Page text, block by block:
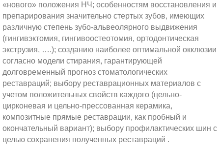
«нового» положения НЧ; особенностям восстановления и
препарирования значительно стертых зубов, имеющих
различную степень зубо-альвеолярного выдвижения
(гингивэктомия, гингивоостеотомия, ортодонтическая
экструзия, ….); созданию наиболее оптимальной окклюзии
согласно модели стирания, гарантирующей
долговременный прогноз стоматологических
реставраций; выбору реставрационных материалов с
учетом положительных свойств каждого (цельно-
цирконевая и цельно-прессованная керамика,
композитные прямые реставрации, как пробный и
окончательный вариант); выбору профилактических шин с
целью сохранения полученных реставраций .